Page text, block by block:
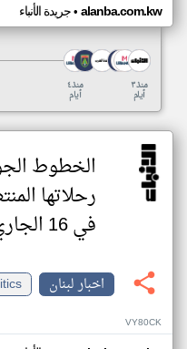
جريدة الأنباء• alanba.com.kw
منذ ٤
أيام
منذ ٣
أيام
الخطوط
رحلاتها
في 16 الجاري
اخبار لبنان
VY80CK